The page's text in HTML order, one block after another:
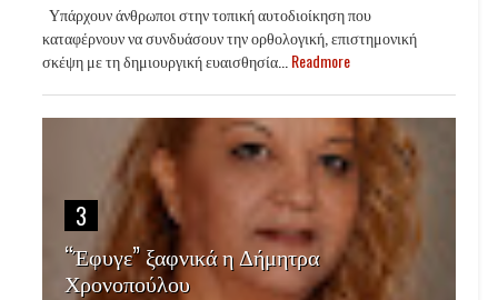
Υπάρχουν άνθρωποι στην τοπική αυτοδιοίκηση που
καταφέρνουν να συνδυάσουν την ορθολογική, επιστημονική
σκέψη με τη δημιουργική ευαισθησία... Readmore
3
“Έφυγε” ξαφνικά η Δήμητρα
Χρονοπούλου